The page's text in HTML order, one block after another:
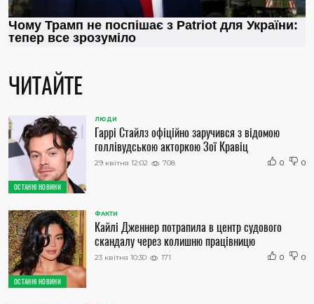
ЧИТАЙТЕ
ОСТАННІ НОВИНИ
ЛЮДИ
Гаррі Стайлз офіційно заручився з відомою
голлівудською акторкою Зої Кравіц
29 квітня 12:02 708 0 0
ОСТАННІ НОВИНИ
ФАКТИ
Кайлі Дженнер потрапила в центр судового
скандалу через колишню працівницю
23 квітня 10:30 171 0 0